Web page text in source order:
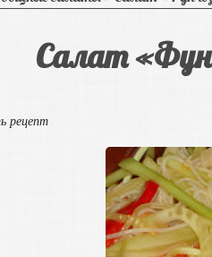
Салат
рецепт